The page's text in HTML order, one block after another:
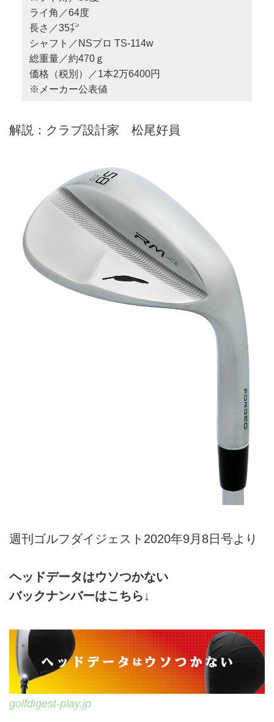
ライ角／64度
長さ／35㌅
シャフト／NSプロ TS-114w
総重量／約470ｇ
価格（税別）／1本2万6400円
※メーカー公表値
解説：クラブ設計家 松尾好員
週刊ゴルフダイジェスト2020年9月8日号より
ヘッドデータはウソつかない
バックナンバーはこちら↓
golfdigest-play.jp